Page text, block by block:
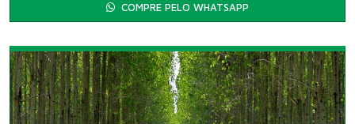
COMPRE PELO WHATSAPP